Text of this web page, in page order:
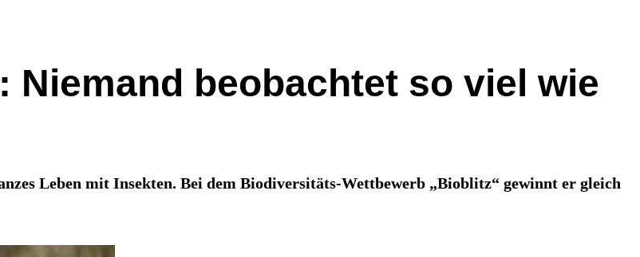
Niemand beobachtet so viel wie
Leben mit Insekten. Bei dem Biodiversitäts-Wettbewerb „Bioblitz“ gewinnt er gleich